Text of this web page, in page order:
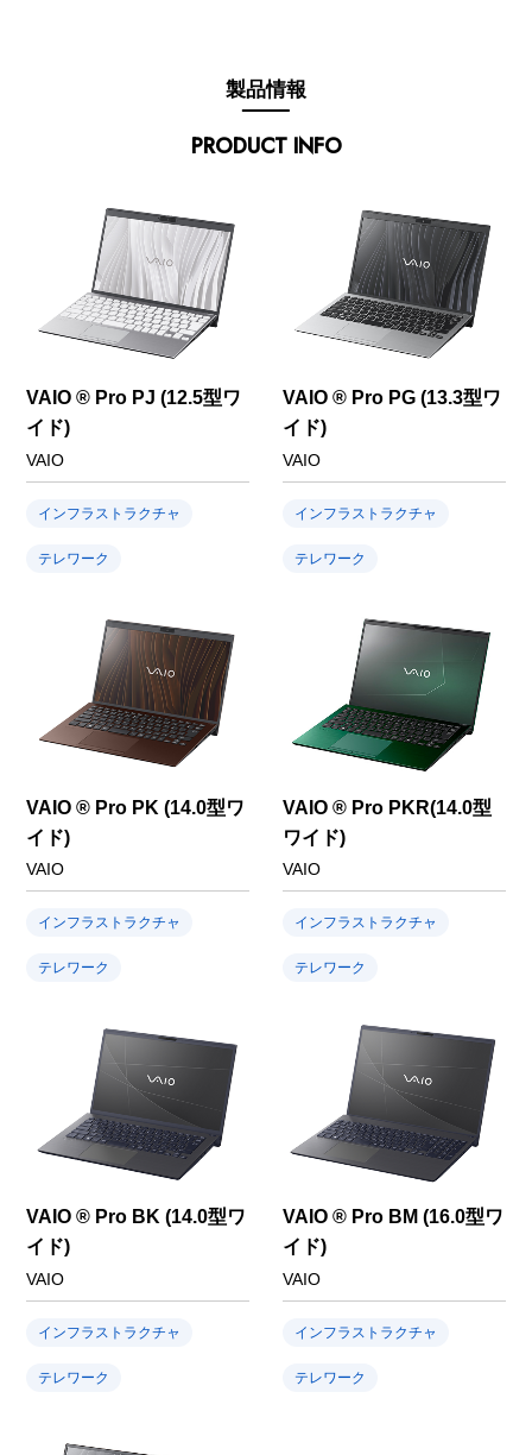
PRODUCT INFO
製品情報
VAIO ® Pro PJ (12.5型ワ
イド)
VAIO
インフラストラクチャ
テレワーク
VAIO ® Pro PG (13.3型ワ
イド)
VAIO
インフラストラクチャ
テレワーク
VAIO ® Pro PK (14.0型ワ
イド)
VAIO
インフラストラクチャ
テレワーク
VAIO ® Pro PKR(14.0型
ワイド)
VAIO
インフラストラクチャ
テレワーク
VAIO ® Pro BK (14.0型ワ
イド)
VAIO
インフラストラクチャ
テレワーク
VAIO ® Pro BM (16.0型ワ
イド)
VAIO
インフラストラクチャ
テレワーク